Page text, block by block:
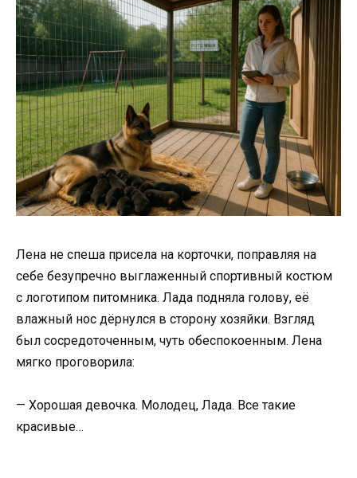
Лена не спеша присела на корточки, поправляя на
себе безупречно выглаженный спортивный костюм
с логотипом питомника. Лада подняла голову, её
влажный нос дёрнулся в сторону хозяйки. Взгляд
был сосредоточенным, чуть обеспокоенным. Лена
мягко проговорила:
— Хорошая девочка. Молодец, Лада. Все такие
красивые…